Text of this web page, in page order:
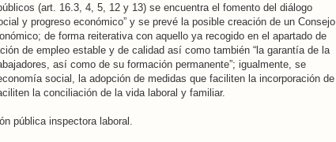
(art. 16.3, 4, 5, 12 y 13) se encuentra el fomento del diálogo
y progreso económico” y se prevé la posible creación de un Consejo
de forma reiterativa con aquello ya recogido en el apartado de
de empleo estable y de calidad así como también “la garantía de la
así como de su formación permanente”; igualmente, se
social, la adopción de medidas que faciliten la incorporación de
la conciliación de la vida laboral y familiar.
pública inspectora laboral.